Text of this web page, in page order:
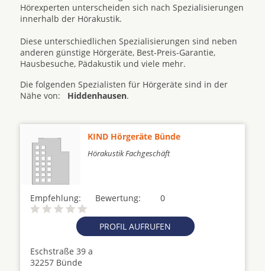
Hörexperten unterscheiden sich nach Spezialisierungen
innerhalb der Hörakustik.
Diese unterschiedlichen Spezialisierungen sind neben
anderen günstige Hörgeräte, Best-Preis-Garantie,
Hausbesuche, Pädakustik und viele mehr.
Die folgenden Spezialisten für Hörgeräte sind in der
Nähe von: Hiddenhausen.
KIND Hörgeräte Bünde
Hörakustik Fachgeschäft
Empfehlung: 0
Bewertung:
PROFIL AUFRUFEN
Eschstraße 39 a
32257 Bünde